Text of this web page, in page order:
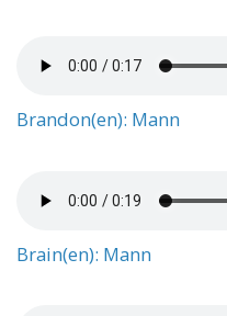
Brandon(en): Mann
Brain(en): Mann